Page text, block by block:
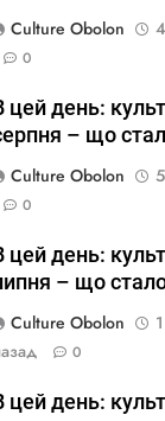
Culture Obolon
0
цей день:
– що
Culture Obolon
0
цей день:
– що
Culture Obolon
0
цей день: